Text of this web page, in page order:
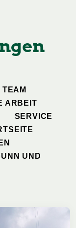
TEAM
ARBEIT
SERVICE
UND